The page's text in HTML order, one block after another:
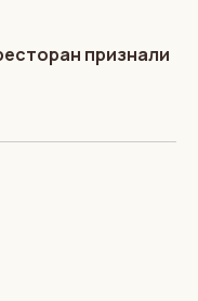
признали